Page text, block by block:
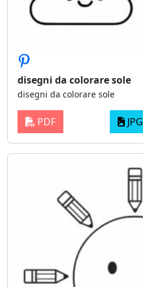
disegni da colorare sole
disegni da colorare sole
PDF JPG